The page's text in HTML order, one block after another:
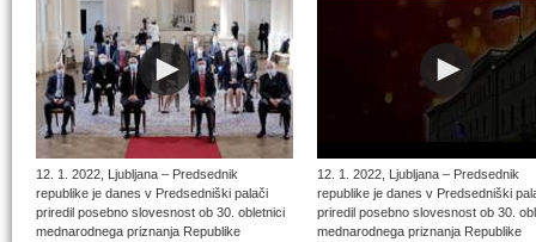
12. 1. 2022, Ljubljana – Predsednik
republike je danes v Predsedniški palači
priredil posebno slovesnost ob 30. obletnici
mednarodnega priznanja Republike
12. 1. 2022, Ljubljana – Predsednik
republike je danes v Predsedniški
priredil posebno slovesnost ob 30.
mednarodnega priznanja Republike